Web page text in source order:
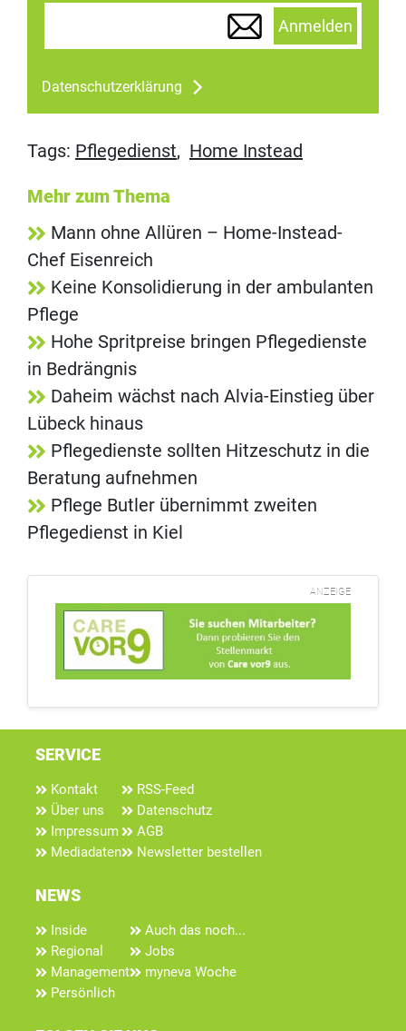
Anmelden
Datenschutzerklärung
Tags: Pflegedienst, Home Instead
Mehr zum Thema
Mann ohne Allüren – Home-Instead-
Chef Eisenreich
Keine Konsolidierung in der ambulanten
Pflege
Hohe Spritpreise bringen Pflegedienste
in Bedrängnis
Daheim wächst nach Alvia-Einstieg über
Lübeck hinaus
Pflegedienste sollten Hitzeschutz in die
Beratung aufnehmen
Pflege Butler übernimmt zweiten
Pflegedienst in Kiel
ANZEIGE
SERVICE
Kontakt
Über uns
Impressum
Mediadaten
RSS-Feed
Datenschutz
AGB
Newsletter bestellen
NEWS
Inside
Regional
Management
Persönlich
Auch das noch...
Jobs
myneva Woche